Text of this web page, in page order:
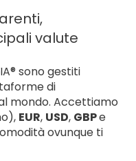
valute
sono gestiti
di
mondo. Accettiamo
EUR, USD, GBPe
ovunque ti